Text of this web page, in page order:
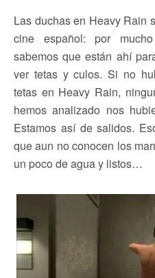
Las duchas en Heavy Rain
cine español: por
sabemos que están ahí
ver tetas y culos. Si no
tetas en Heavy Rain,
hemos analizado nos
Estamos así de salidos.
que aun no conocen los
un poco de agua y listos…